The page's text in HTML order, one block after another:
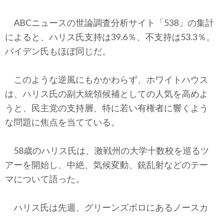
ABCニュースの世論調査分析サイト「538」の集計
によると、ハリス氏支持は39.6％、不支持は53.3％。
バイデン氏もほぼ同じだ。
このような逆風にもかかわらず、ホワイトハウス
は、ハリス氏の副大統領候補としての人気を高めよ
うと、民主党の支持層、特に若い有権者に響くよう
な問題に焦点を当てている。
58歳のハリス氏は、激戦州の大学十数校を巡るツ
アーを開始し、中絶、気候変動、銃乱射などのテー
マについて語った。
ハリス氏は先週、グリーンズボロにあるノースカ